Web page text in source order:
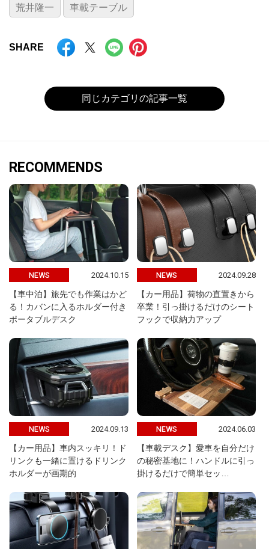
荒井隆一 車載テーブル
SHARE
同じカテゴリの記事一覧
RECOMMENDS
NEWS 2024.10.15
【車中泊】旅先でも作業はかど
る！カバンに入るホルダー付き
ポータブルデスク
NEWS 2024.09.28
【カー用品】荷物の直置きから
卒業！引っ掛けるだけのシート
フックで収納力アップ
NEWS 2024.09.13
【カー用品】車内スッキリ！ド
リンクも一緒に置けるドリンク
ホルダーが画期的
NEWS 2024.06.03
【車載デスク】愛車を自分だけ
の秘密基地に！ハンドルに引っ
掛けるだけで簡単セッ…